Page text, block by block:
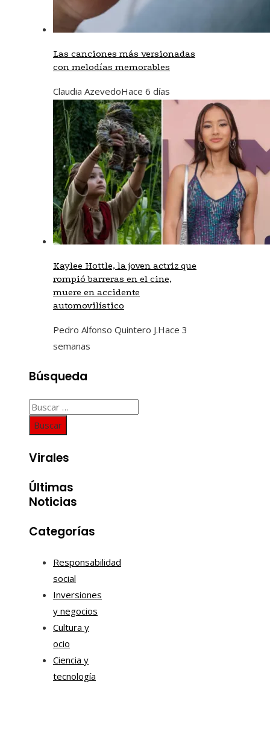
Las canciones más versionadas
con melodías memorables
Claudia AzevedoHace 6 días
Kaylee Hottle, la joven actriz que
rompió barreras en el cine,
muere en accidente
automovilístico
Pedro Alfonso Quintero J.Hace 3
semanas
Búsqueda
Buscar:
Virales
Últimas
Noticias
Categorías
Responsabilidad
social
Inversiones
y negocios
Cultura y
ocio
Ciencia y
tecnología